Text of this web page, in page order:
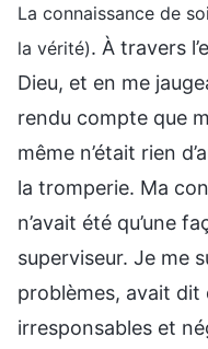
La connaissance de
la vérité). À travers
Dieu, et en me
rendu compte que
même n’était rien
la tromperie. Ma
n’avait été qu’une
superviseur. Je me
problèmes, avait dit
irresponsables et